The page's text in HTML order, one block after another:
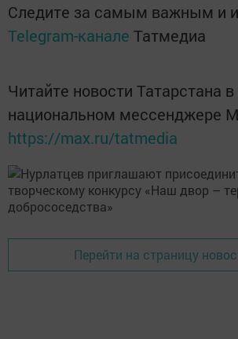
Следите за самым важным и
Telegram-канале Татмедиа
Читайте новости Татарстана в
национальном мессенджере
https://max.ru/tatmedia
Перейти на страницу